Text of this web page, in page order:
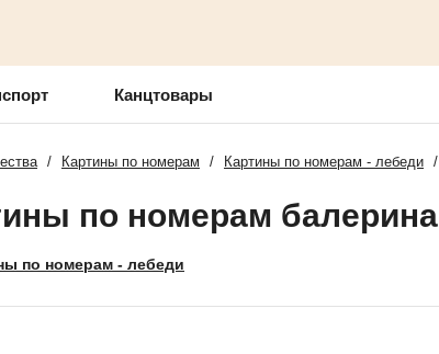
Канцтовары
/ Картины по номерам / Картины по номерам - лебеди /
по номерам балерина
по номерам - лебеди